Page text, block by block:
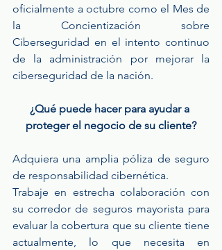
oficialmente a octubre como el Mes de
la Concientización sobre
Ciberseguridad en el intento continuo
de la administración por mejorar la
ciberseguridad de la nación.
¿Qué puede hacer para ayudar a
proteger el negocio de su cliente?
Adquiera una amplia póliza de seguro
de responsabilidad cibernética.
Trabaje en estrecha colaboración con
su corredor de seguros mayorista para
evaluar la cobertura que su cliente tiene
actualmente, lo que necesita en